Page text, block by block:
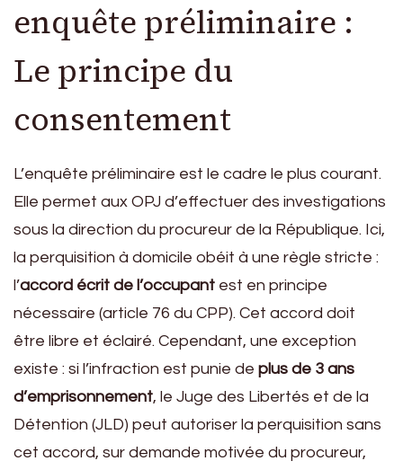
enquête préliminaire :
Le principe du
consentement
L’enquête préliminaire est le cadre le plus courant.
Elle permet aux OPJ d’effectuer des investigations
sous la direction du procureur de la République. Ici,
la perquisition à domicile obéit à une règle stricte :
l’accord écrit de l’occupant est en principe
nécessaire (article 76 du CPP). Cet accord doit
être libre et éclairé. Cependant, une exception
existe : si l’infraction est punie de plus de 3 ans
d’emprisonnement, le Juge des Libertés et de la
Détention (JLD) peut autoriser la perquisition sans
cet accord, sur demande motivée du procureur,